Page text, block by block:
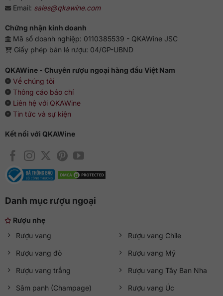
Email: sales@qkawine.com
Chứng nhận kinh doanh
Mã số doanh nghiệp: 0110385539 - QKAWine JSC
Giấy phép bán lẻ rượu: 04/GP-UBND
QKAWine - Chuyên rượu ngoại hàng đầu Việt Nam
Về chúng tôi
Thông cáo báo chí
Liên hệ với QKAWine
Tin tức và sự kiện
Kết nối với QKAWine
Danh mục rượu ngoại
Rượu nhẹ
Rượu vang
Rượu vang đỏ
Rượu vang trắng
Sâm panh (Champage)
Rượu vang Chile
Rượu vang Mỹ
Rượu vang Tây Ban Nha
Rượu vang Úc